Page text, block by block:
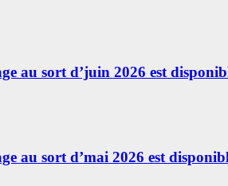
au sort d’juin 2026 est
au sort d’mai 2026 est